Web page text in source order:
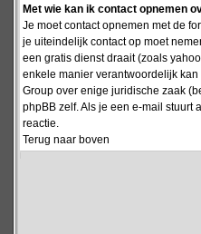
Met wie kan ik contact opnemen
Je moet contact opnemen met de
je uiteindelijk contact op moet
een gratis dienst draait (zoals
enkele manier verantwoordelijk
Group over enige juridische zaak
phpBB zelf. Als je een e-mail stuurt
reactie.
Terug naar boven